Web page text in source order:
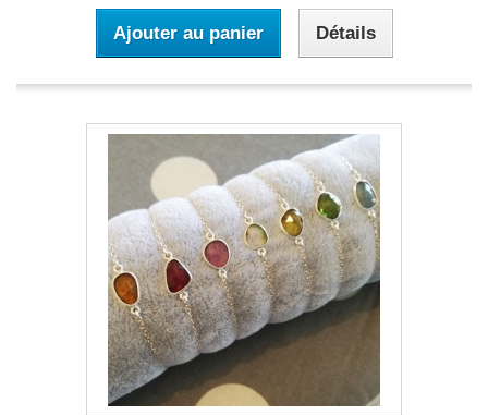
Ajouter au panier Détails